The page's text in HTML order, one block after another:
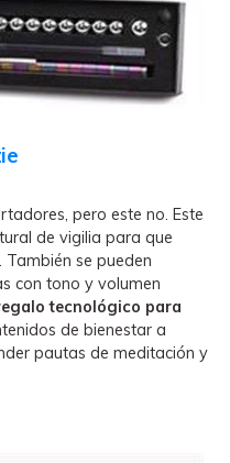
pero este no. Este
de vigilia para que
se pueden
con tono y volumen
tecnológico para
de bienestar a
pautas de meditación y